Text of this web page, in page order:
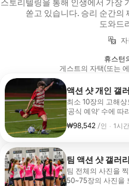
스토리텔링을 통해 인생에서 가장
쏟고 있습니다. 승리 순간의
도와드
휴스턴
게스트의 자택(또는
액션 샷 개인 갤
최소 10장의 고해
'공식 예약' 수에 따
게임이 끝나고 편집
갤러리 비밀번호,
₩98,542 /인
1인당 ₩98,542
, · 1시간
팀 액션 샷 갤러리
팀 전체의 사진을
50~75장의 사진을